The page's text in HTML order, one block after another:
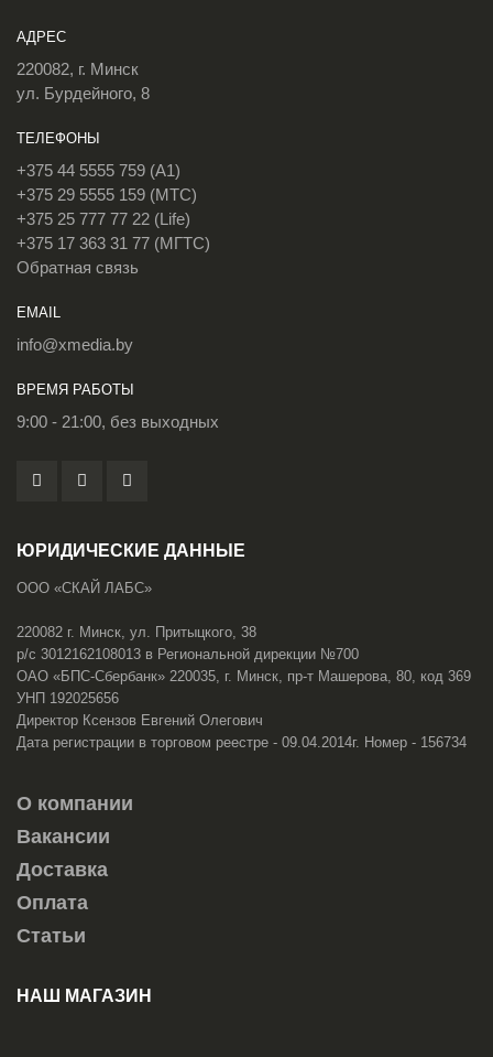
АДРЕС
220082, г. Минск
ул. Бурдейного, 8
ТЕЛЕФОНЫ
+375 44 5555 759 (A1)
+375 29 5555 159 (МТС)
+375 25 777 77 22 (Life)
+375 17 363 31 77 (МГТС)
Обратная связь
EMAIL
info@xmedia.by
ВРЕМЯ РАБОТЫ
9:00 - 21:00, без выходных
ЮРИДИЧЕСКИЕ ДАННЫЕ
ООО «СКАЙ ЛАБС»
220082 г. Минск, ул. Притыцкого, 38
р/с 3012162108013 в Региональной дирекции №700
ОАО «БПС-Сбербанк» 220035, г. Минск, пр-т Машерова, 80, код 369
УНП 192025656
Директор Ксензов Евгений Олегович
Дата регистрации в торговом реестре - 09.04.2014г. Номер - 156734
О компании
Вакансии
Доставка
Оплата
Статьи
НАШ МАГАЗИН